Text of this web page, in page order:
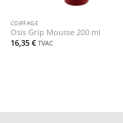
COIFFAGE
Osis Grip Mousse 200 ml
16,35 € TVAC